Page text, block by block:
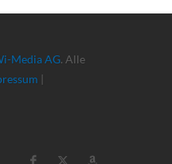
Media AG. Alle
|